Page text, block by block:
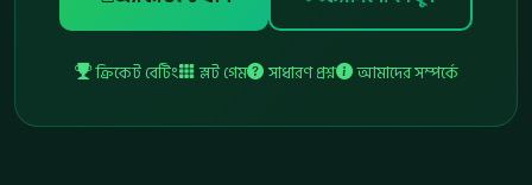
ক্রিকেট বেটিং স্লট গেম সাধারণ প্রশ্ন আমাদের সম্পর্কে